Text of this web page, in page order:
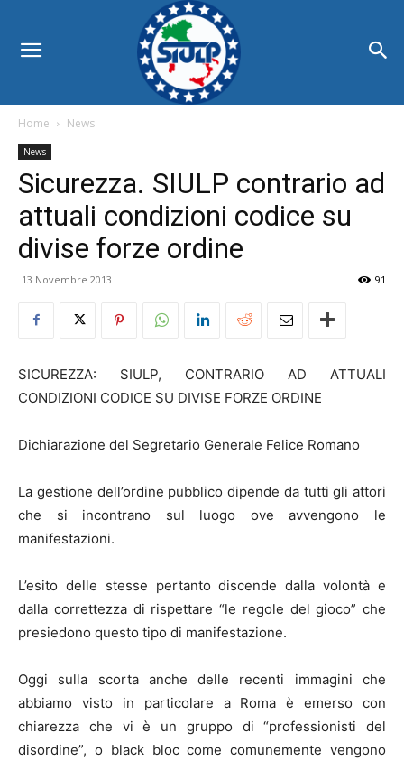
Home News
News
Sicurezza. SIULP contrario ad
attuali condizioni codice su
divise forze ordine
13 Novembre 2013 91
SICUREZZA: SIULP, CONTRARIO AD ATTUALI
CONDIZIONI CODICE SU DIVISE FORZE ORDINE
Dichiarazione del Segretario Generale Felice Romano
La gestione dell’ordine pubblico dipende da tutti gli attori
che si incontrano sul luogo ove avvengono le
manifestazioni.
L’esito delle stesse pertanto discende dalla volontà e
dalla correttezza di rispettare “le regole del gioco” che
presiedono questo tipo di manifestazione.
Oggi sulla scorta anche delle recenti immagini che
abbiamo visto in particolare a Roma è emerso con
chiarezza che vi è un gruppo di “professionisti del
disordine”, o black bloc come comunemente vengono